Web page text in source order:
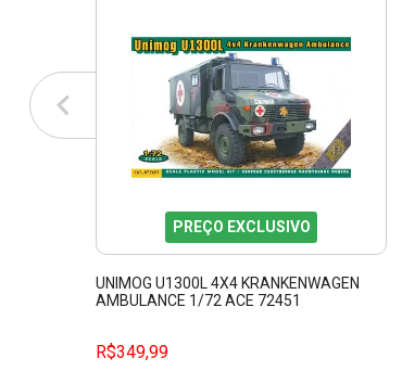
PREÇO EXCLUSIVO
UNIMOG U1300L 4X4 KRANKENWAGEN
AMBULANCE 1/72 ACE 72451
R$349,99